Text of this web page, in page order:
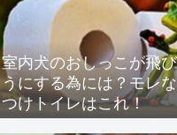
室内犬のおしっこが飛
うにする為には？モレ
つけトイレはこれ！